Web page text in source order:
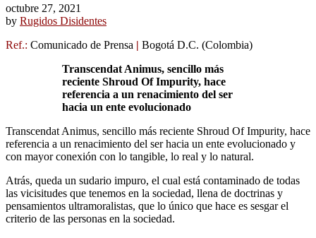
octubre 27, 2021
by Rugidos Disidentes
Ref.: Comunicado de Prensa | Bogotá D.C. (Colombia)
Transcendat Animus, sencillo más
reciente Shroud Of Impurity, hace
referencia a un renacimiento del ser
hacia un ente evolucionado
Transcendat Animus, sencillo más reciente Shroud Of Impurity, hace
referencia a un renacimiento del ser hacia un ente evolucionado y
con mayor conexión con lo tangible, lo real y lo natural.
Atrás, queda un sudario impuro, el cual está contaminado de todas
las vicisitudes que tenemos en la sociedad, llena de doctrinas y
pensamientos ultramoralistas, que lo único que hace es sesgar el
criterio de las personas en la sociedad.